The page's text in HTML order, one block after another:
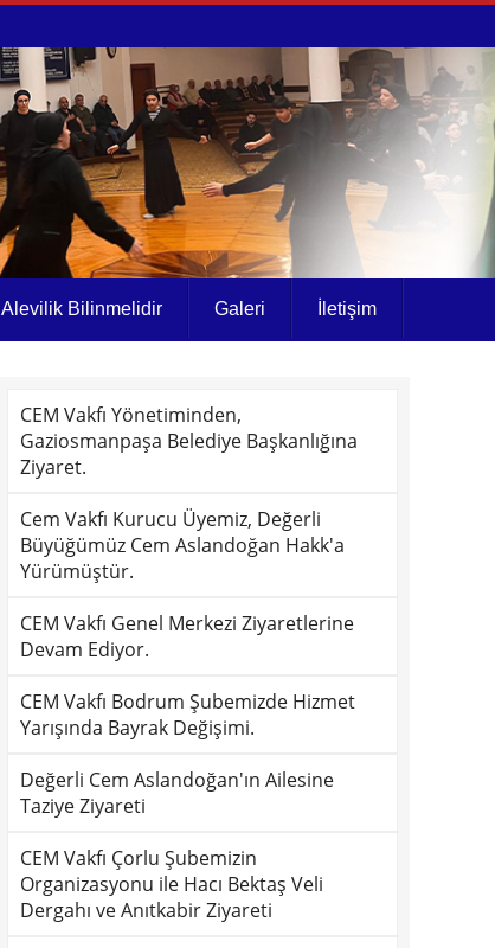
Alevilik Bilinmelidir Galeri İletişim
CEM Vakfı Yönetiminden,
Gaziosmanpaşa Belediye Başkanlığına
Ziyaret.
Cem Vakfı Kurucu Üyemiz, Değerli
Büyüğümüz Cem Aslandoğan Hakk'a
Yürümüştür.
CEM Vakfı Genel Merkezi Ziyaretlerine
Devam Ediyor.
CEM Vakfı Bodrum Şubemizde Hizmet
Yarışında Bayrak Değişimi.
Değerli Cem Aslandoğan'ın Ailesine
Taziye Ziyareti
CEM Vakfı Çorlu Şubemizin
Organizasyonu ile Hacı Bektaş Veli
Dergahı ve Anıtkabir Ziyareti